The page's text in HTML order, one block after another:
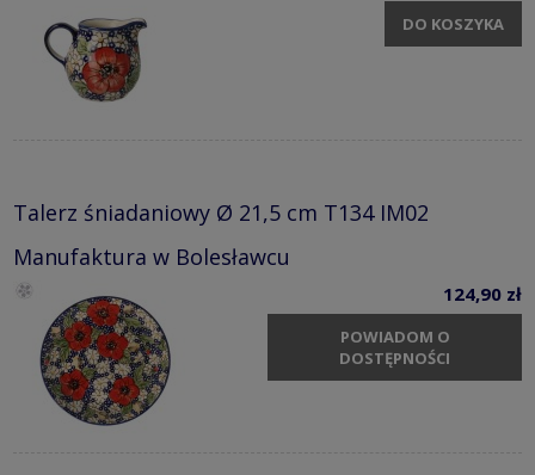
DO KOSZYKA
Talerz śniadaniowy Ø 21,5 cm T134 IM02
Manufaktura w Bolesławcu
124,90 zł
POWIADOM O
DOSTĘPNOŚCI